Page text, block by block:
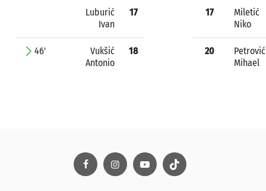
Luburić
Ivan
17
46'
Vukšić
Antonio
18
17
Miletić
Niko
20
Petrović
Mihael